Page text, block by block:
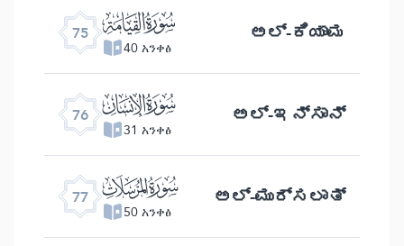
75 ﯸ
40 አንቀፅ ಅಲ್ -ಕಿಯಾಮ
76 ﯹ
31 አንቀፅ ಅಲ್- ಇನ್ಸಾನ್
77 ﯺ
50 አንቀፅ ಅಲ್- ಮುರ್ಸಲಾತ್